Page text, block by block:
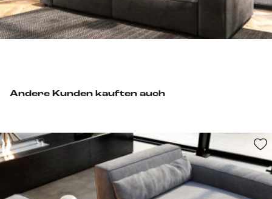
Andere Kunden kauften auch